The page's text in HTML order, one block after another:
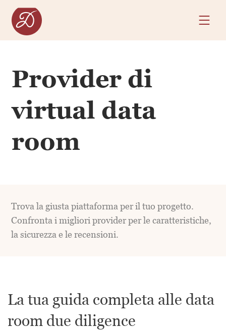
Provider di
virtual data
room
Trova la giusta piattaforma per il tuo progetto.
Confronta i migliori provider per le caratteristiche,
la sicurezza e le recensioni.
La tua guida completa alle data
room due diligence